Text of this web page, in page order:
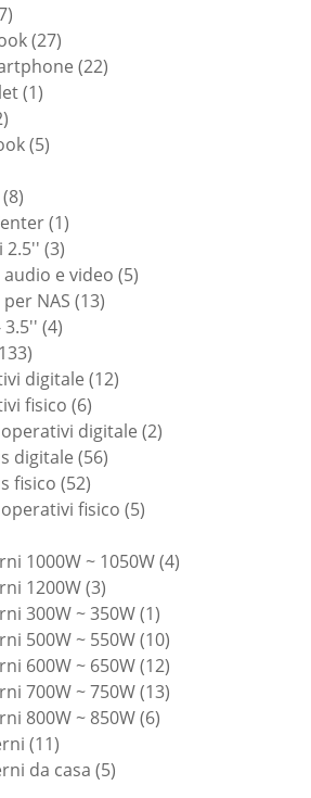
67
prodotti
2727
prodotti
2222
11
12
prodotti
55
88
prodotti
11
prodotto
2.5'' 33
prodotti
e video 55
NAS 1313
3.5'' 44
133133
prodotti
digitale 1212
fisico 66
prodotti
digitale 22
digitale 5656
fisico 5252
prodotti
fisico 55
1000W ~ 1050W 44
1200W 33
prodotti
300W ~ 350W 11
prodotto
500W ~ 550W 1010
prodotti
600W ~ 650W 1212
prodotti
700W ~ 750W 1313
800W ~ 850W 66
1111
prodotti
da casa 55